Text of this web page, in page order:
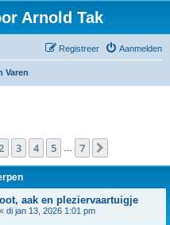
Arnold Tak
Aanmelden
Registreer
Varen
van 7
3 4 5 7
aak en pleziervaartuigje
« di jan 13, 2026 1:01 pm